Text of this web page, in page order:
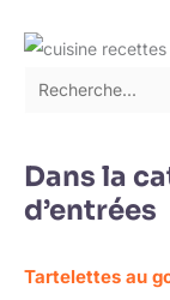
Dans la
d’entrées
Tartelettes au